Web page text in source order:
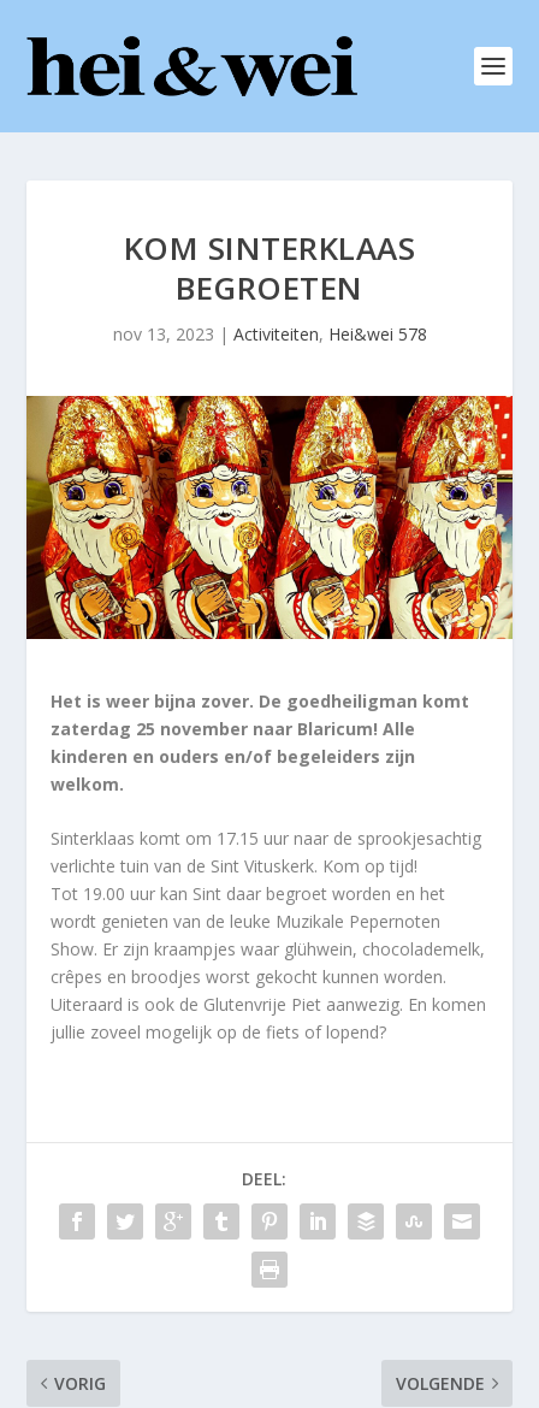
KOM SINTERKLAAS
BEGROETEN
nov 13, 2023 | Activiteiten, Hei&wei 578
Het is weer bijna zover. De goedheiligman komt
zaterdag 25 november naar Blaricum! Alle
kinderen en ouders en/of begeleiders zijn
welkom.
Sinterklaas komt om 17.15 uur naar de sprookjesachtig
verlichte tuin van de Sint Vituskerk. Kom op tijd!
Tot 19.00 uur kan Sint daar begroet worden en het
wordt genieten van de leuke Muzikale Pepernoten
Show. Er zijn kraampjes waar glühwein, chocolademelk,
crêpes en broodjes worst gekocht kunnen worden.
Uiteraard is ook de Glutenvrije Piet aanwezig. En komen
jullie zoveel mogelijk op de fiets of lopend?
DEEL:
VORIG VOLGENDE